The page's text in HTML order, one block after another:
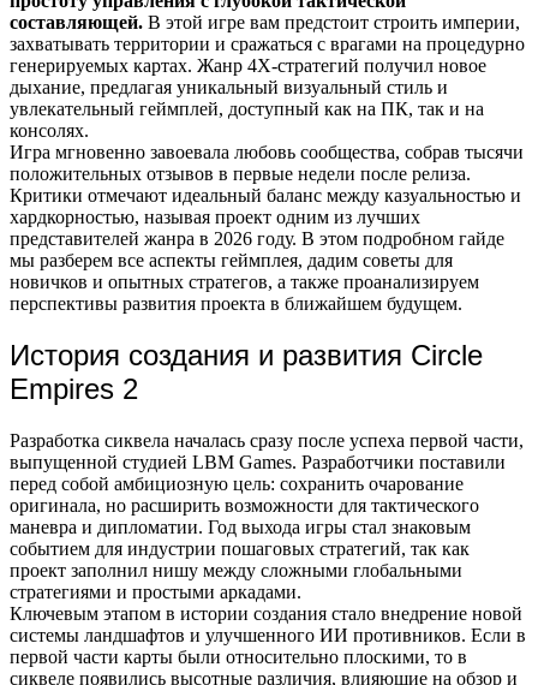
составляющей. В этой игре вам предстоит строить империи,
захватывать территории и сражаться с врагами на процедурно
генерируемых картах. Жанр 4X-стратегий получил новое
дыхание, предлагая уникальный визуальный стиль и
увлекательный геймплей, доступный как на ПК, так и на
консолях.
Игра мгновенно завоевала любовь сообщества, собрав тысячи
положительных отзывов в первые недели после релиза.
Критики отмечают идеальный баланс между казуальностью и
хардкорностью, называя проект одним из лучших
представителей жанра в 2026 году. В этом подробном гайде
мы разберем все аспекты геймплея, дадим советы для
новичков и опытных стратегов, а также проанализируем
перспективы развития проекта в ближайшем будущем.
История создания и развития Circle
Empires 2
Разработка сиквела началась сразу после успеха первой части,
выпущенной студией LBM Games. Разработчики поставили
перед собой амбициозную цель: сохранить очарование
оригинала, но расширить возможности для тактического
маневра и дипломатии. Год выхода игры стал знаковым
событием для индустрии пошаговых стратегий, так как
проект заполнил нишу между сложными глобальными
стратегиями и простыми аркадами.
Ключевым этапом в истории создания стало внедрение новой
системы ландшафтов и улучшенного ИИ противников. Если в
первой части карты были относительно плоскими, то в
сиквеле появились высотные различия, влияющие на обзор и